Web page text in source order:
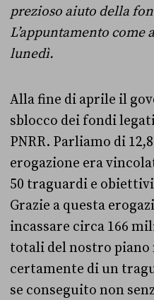
prezioso aiuto della
L’appuntamento come
lunedì.
Alla fine di aprile il
sblocco dei fondi
PNRR. Parliamo di
erogazione era
50 traguardi e
Grazie a questa
incassare circa 166
totali del nostro piano
certamente di un
se conseguito non